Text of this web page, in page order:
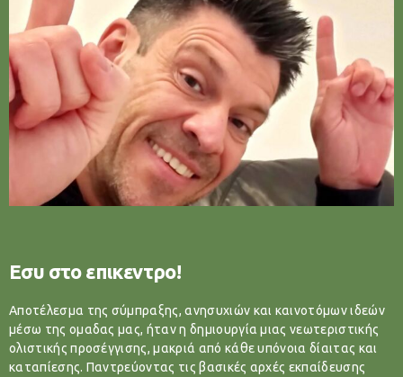
Εσυ στο επικεντρο!
Αποτέλεσμα της σύμπραξης, ανησυχιών και καινοτόμων ιδεών
μέσω της ομαδας μας, ήταν η δημιουργία μιας νεωτεριστικής
ολιστικής προσέγγισης, μακριά από κάθε υπόνοια δίαιτας και
καταπίεσης. Παντρεύοντας τις βασικές αρχές εκπαίδευσης